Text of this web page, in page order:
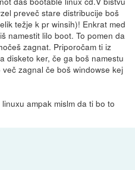
preveč stare distribucije boš
težje k pr winsih)! Enkrat med
namestit lilo boot. To pomen da
zagnat. Priporočam ti iz
disketo ker, če ga boš namestu
zagnal če boš windowse kej
ampak mislm da ti bo to